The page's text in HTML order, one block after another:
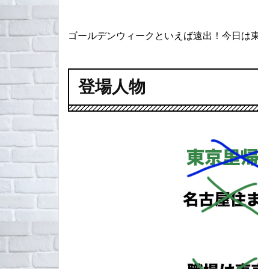
ゴールデンウィークといえば遠出！今日は
登場人物